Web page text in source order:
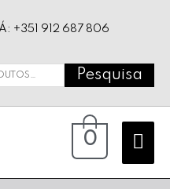
+351 912 687 806
Pesquisa
0